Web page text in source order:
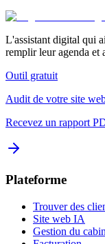
L'assistant digital qui
remplir leur agenda et
Outil gratuit
Audit de votre site
Recevez un rapport
Plateforme
Trouver des
Site web IA
Gestion du